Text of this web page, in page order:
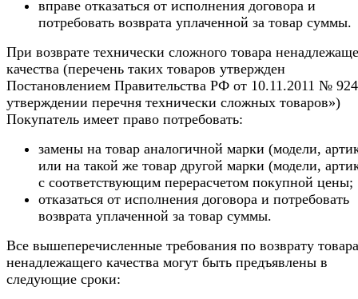
вправе отказаться от исполнения договора и
потребовать возврата уплаченной за товар суммы.
При возврате технически сложного товара
качества (перечень таких товаров утвержден
Постановлением Правительства РФ от 10.11.2011 №
утверждении перечня технически сложных товаров»)
Покупатель имеет право потребовать:
замены на товар аналогичной марки (модели,
или на такой же товар другой марки (модели,
с соответствующим перерасчетом покупной цены;
отказаться от исполнения договора и потребовать
возврата уплаченной за товар суммы.
Все вышеперечисленные требования по возврату товара
ненадлежащего качества могут быть предъявлены в
следующие сроки: